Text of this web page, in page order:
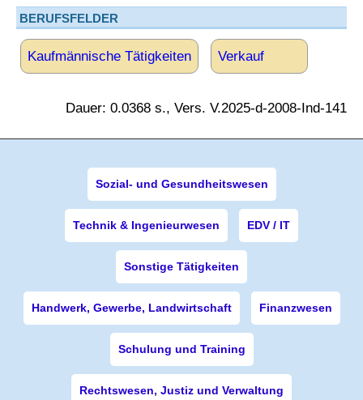
BERUFSFELDER
Kaufmännische Tätigkeiten Verkauf
Dauer: 0.0368 s., Vers. V.2025-d-2008-Ind-141
Sozial- und Gesundheitswesen
Technik & Ingenieurwesen EDV / IT
Sonstige Tätigkeiten
Handwerk, Gewerbe, Landwirtschaft Finanzwesen
Schulung und Training
Rechtswesen, Justiz und Verwaltung